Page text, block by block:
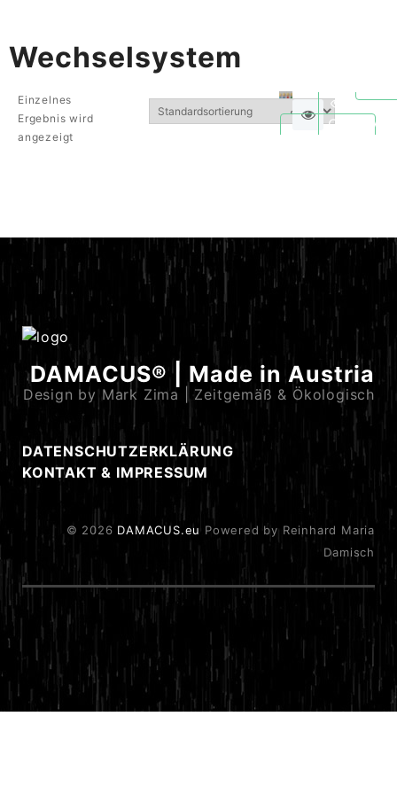
Wechselsystem
Einzelnes
Ergebnis wird
angezeigt
DAMACUS® | Made in Austria
Design by Mark Zima | Zeitgemäß & Ökologisch
DATENSCHUTZERKLÄRUNG
KONTAKT & IMPRESSUM
© 2026 DAMACUS.eu Powered by Reinhard Maria
Damisch